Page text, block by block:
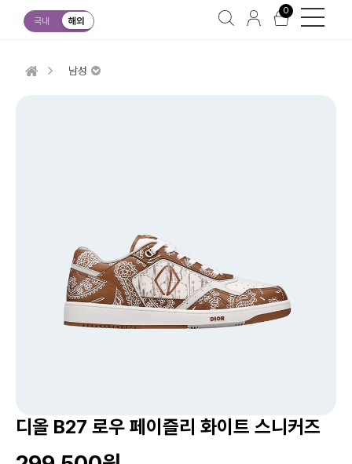
국내 해외
0
남성
디올 B27 로우 페이즐리 화이트 스니커즈